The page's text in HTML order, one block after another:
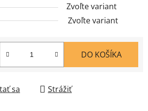
Zvoľte variant
Zvoľte variant
DO KOŠÍKA
sa
Strážiť